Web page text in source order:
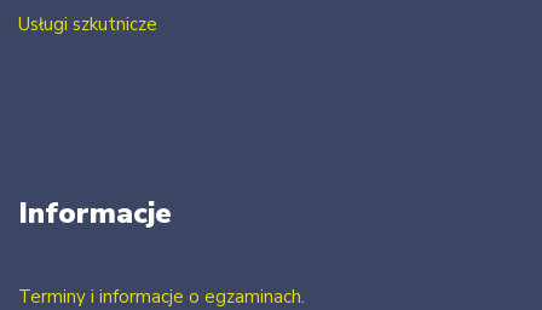
Usługi szkutnicze
Informacje
Terminy i informacje o egzaminach.